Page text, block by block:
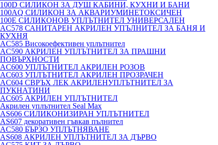
100D СИЛИКОН ЗА ДУШ КАБИНИ, КУХНИ И БАНИ
100AQ СИЛИКОН ЗА АКВАРИУМИНЕТОКСИЧЕН
100E СИЛИКОНОВ УПЛЪТНИТЕЛ УНИВЕРСАЛЕН
AC578 САНИТАРЕН АКРИЛЕН УПЪЛНИТЕЛ ЗА БАНЯ И
КУХНЯ
AC585 Високоефективен уплътнител
AC590 АКРИЛЕН УПЛЪТНИТЕЛ ЗА ПРАШНИ
ПОВЪРХНОСТИ
AC600 УПЛЪТНИТЕЛ АКРИЛЕН РОЗОВ
AC603 УПЛЪТНИТЕЛ АКРИЛЕН ПРОЗРАЧЕН
AC604 СВРЪХ ЛЕК АКРИЛЕНУПЛЪТНИТЕЛ ЗА
ПУКНАТИНИ
AC605 АКРИЛЕН УПЛЪТНИТЕЛ
Акрилен уплътнител Seal Max
AS606 СИЛИКОНИЗИРАН УПЛЪТНИТЕЛ
AS607 декоративен гъвкав пълнител
AC580 БЪРЗО УПЛЪТНЯВАНЕ
AS608 АКРИЛЕН УПЛЪТНИТЕЛ ЗА ДЪРВО